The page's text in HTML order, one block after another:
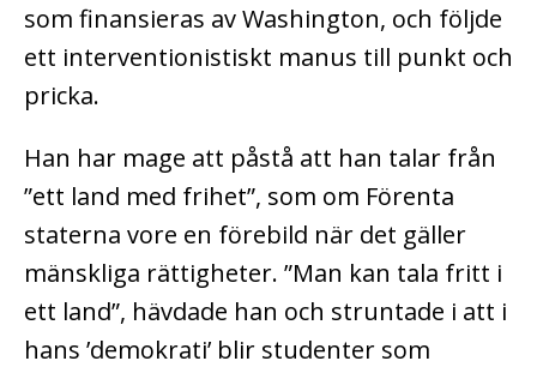
som finansieras av Washington, och följde
ett interventionistiskt manus till punkt och
pricka.
Han har mage att påstå att han talar från
”ett land med frihet”, som om Förenta
staterna vore en förebild när det gäller
mänskliga rättigheter. ”Man kan tala fritt i
ett land”, hävdade han och struntade i att i
hans ’demokrati’ blir studenter som